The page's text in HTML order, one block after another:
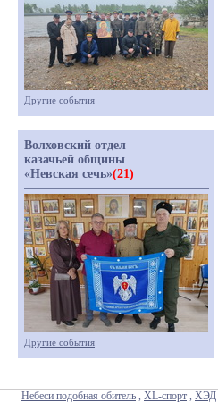
Другие события
Волховский отдел
казачьей общины
«Невская сечь»(21)
Другие события
Небеси подобная обитель , XL-спорт , ХЭД